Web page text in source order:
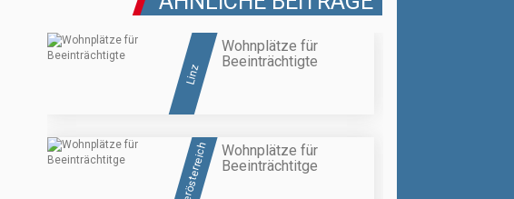
Linz
Wohnplätze für
Beeinträchtigte
Oberösterreich
Wohnplätze für
Beeinträchtitge